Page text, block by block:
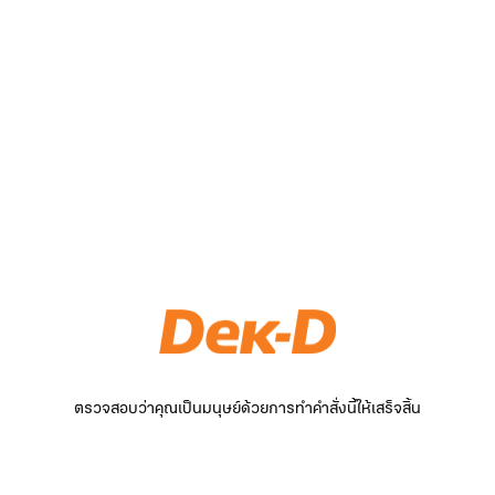
ตรวจสอบว่าคุณเป็นมนุษย์ด้วยการทำคำสั่งนี้ให้เสร็จสิ้น